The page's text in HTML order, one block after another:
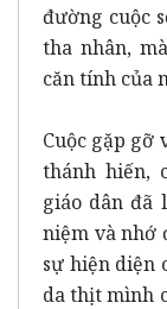
đường cuộc
tha nhân,
căn tính của
Cuộc gặp gỡ
thánh hiến,
giáo dân đã
niệm và nhớ
sự hiện diện
da thịt mình